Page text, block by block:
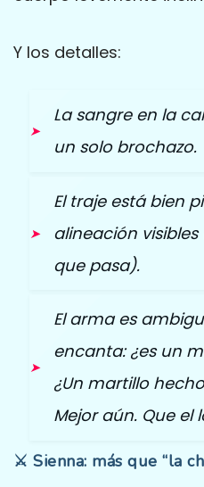
Y los detalles:
La sangre en la
un solo brochazo.
El traje está bien
alineación
que pasa).
El arma es
encanta: ¿es un
¿Un martillo
Mejor aún. Que el
⚔️ Sienna: más que “la